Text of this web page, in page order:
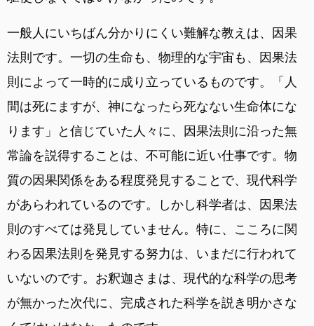
一般人にいちばん分かりにくい難解な教えは、因果
法則です。一切の生命も、物理的な宇宙も、因果法
則によって一時的に成り立っているものです。「人
間は死にますが、神になったら死なない生命体にな
ります」と信じていた人々に、因果法則に沿った無
常論を説得することは、不可能に近い仕事です。物
質の因果関係をある程度発見することで、現代科学
があらわれているのです。しかし科学者は、因果法
則のすべては発見していません。特に、こころに関
わる因果法則を発見する努力は、いまだに行われて
いないのです。お釈迦さまは、現代的な科学の思考
が無かった次代に、完成された科学を説き明かさな